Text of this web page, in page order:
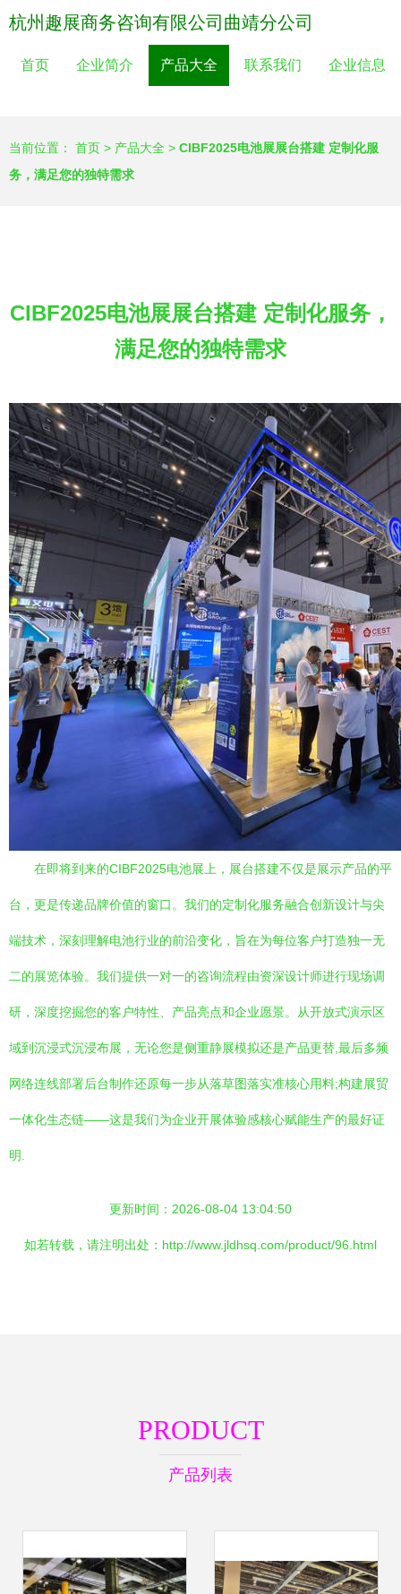
杭州趣展商务咨询有限公司曲靖分公司
首页 企业简介 产品大全 联系我们 企业信息
当前位置： 首页 > 产品大全 > CIBF2025电池展展台搭建 定制化服
务，满足您的独特需求
CIBF2025电池展展台搭建 定制化服务，
满足您的独特需求
在即将到来的CIBF2025电池展上，展台搭建不仅是展示产品的平
台，更是传递品牌价值的窗口。我们的定制化服务融合创新设计与尖
端技术，深刻理解电池行业的前沿变化，旨在为每位客户打造独一无
二的展览体验。我们提供一对一的咨询流程由资深设计师进行现场调
研，深度挖掘您的客户特性、产品亮点和企业愿景。从开放式演示区
域到沉浸式沉浸布展，无论您是侧重静展模拟还是产品更替,最后多频
网络连线部署后台制作还原每一步从落草图落实准核心用料;构建展贸
一体化生态链——这是我们为企业开展体验感核心赋能生产的最好证
明.
更新时间：2026-08-04 13:04:50
如若转载，请注明出处：http://www.jldhsq.com/product/96.html
PRODUCT
产品列表